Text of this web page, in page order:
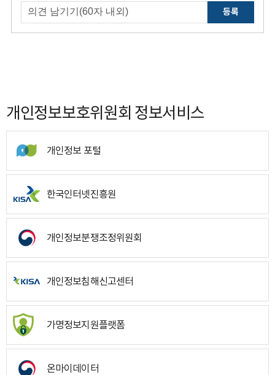
등록
개인정보보호위원회 정보서비스
개인정보 포털
한국인터넷진흥원
개인정보분쟁조정위원회
개인정보침해신고센터
가명정보지원플랫폼
온마이데이터